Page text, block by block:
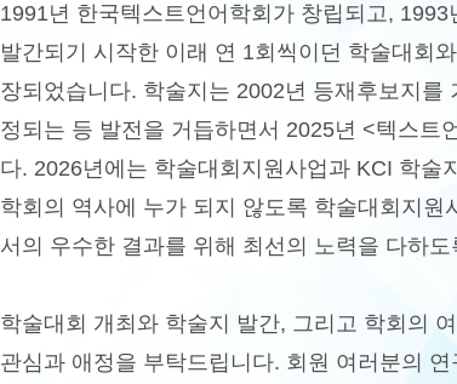
1991년 한국텍스트언어학회가 창립되고, 1993
발간되기 시작한 이래 연 1회씩이던 학술대회
장되었습니다. 학술지는 2002년 등재후보지를
정되는 등 발전을 거듭하면서 2025년 <텍스트
다. 2026년에는 학술대회지원사업과 KCI 학술
학회의 역사에 누가 되지 않도록 학술대회지원
서의 우수한 결과를 위해 최선의 노력을 다하
학술대회 개최와 학술지 발간, 그리고 학회의
관심과 애정을 부탁드립니다. 회원 여러분의